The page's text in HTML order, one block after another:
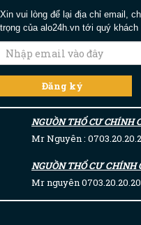
Xin vui lòng để lại địa chỉ email,
trọng của alo24h.vn tới quý khách
NGUỒN THỔ CƯ CHÍNH
Mr Nguyên :
NGUỒN THỔ CƯ CHÍNH
Mr nguyên 0703.20.20.20